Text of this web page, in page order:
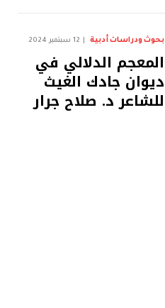
بحوث ودراسات أدبية 12 سبتمبر 2024
المعجم الدلالي في
ديوان جادك الغيث
للشاعر د. صلاح جرار